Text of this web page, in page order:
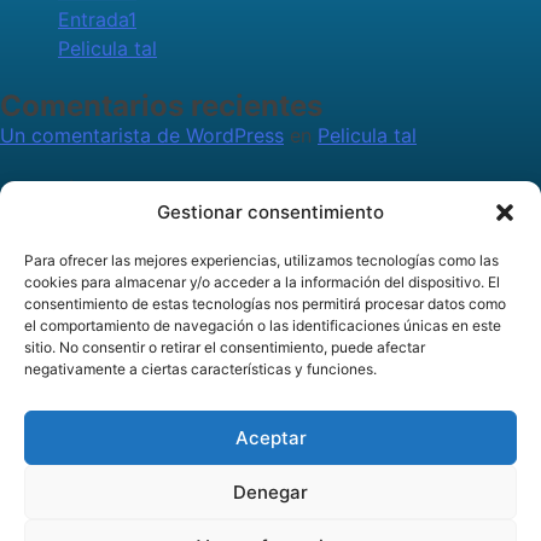
Gestionar consentimiento
Para ofrecer las mejores experiencias, utilizamos tecnologías como las
cookies para almacenar y/o acceder a la información del dispositivo. El
consentimiento de estas tecnologías nos permitirá procesar datos como
el comportamiento de navegación o las identificaciones únicas en este
sitio. No consentir o retirar el consentimiento, puede afectar
negativamente a ciertas características y funciones.
Aceptar
Denegar
Entrada1
Pelicula tal
Comentarios recientes
Un comentarista de WordPress en Pelicula tal
Archivos
junio 2024
Categorías
Fuensanta
Sin categoría
Aviso Legal
Politica de Privacidad
Política de Cookies